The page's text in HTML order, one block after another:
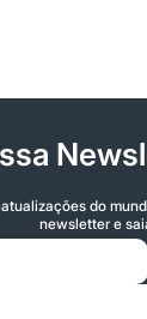
do
newsletter e